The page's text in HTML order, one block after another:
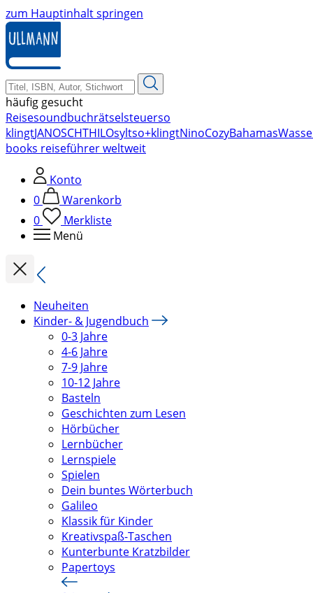
zum Hauptinhalt springen
häufig gesucht
Reisesoundbuchrätselsteuerso
klingtJANOSCHTHILOsyltso+klingtNinoCozyBahamas
books reiseführer weltweit
Konto
0
Warenkorb
0
Merkliste
Menü
Neuheiten
Kinder- & Jugendbuch
0-3 Jahre
4-6 Jahre
7-9 Jahre
10-12 Jahre
Basteln
Geschichten zum Lesen
Hörbücher
Lernbücher
Lernspiele
Spielen
Dein buntes Wörterbuch
Galileo
Klassik für Kinder
Kreativspaß-Taschen
Kunterbunte Kratzbilder
Papertoys